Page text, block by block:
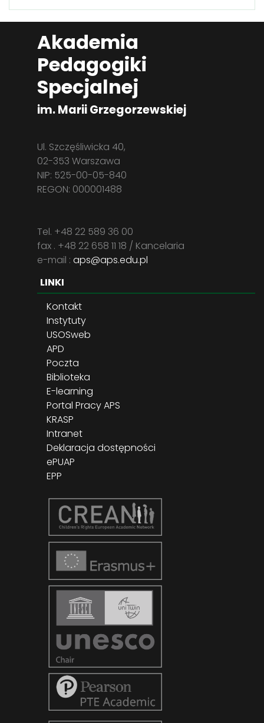
Akademia
Pedagogiki
Specjalnej
im. Marii Grzegorzewskiej
Ul. Szczęśliwicka 40,
02-353 Warszawa
NIP: 525-00-05-840
REGON: 000001488
Tel. +48 22 589 36 00
fax . +48 22 658 11 18 / Kancelaria
e-mail : aps@aps.edu.pl
LINKI
Kontakt
Instytuty
USOSweb
APD
Poczta
Biblioteka
E-learning
Portal Pracy APS
KRASP
Intranet
Deklaracja dostępności
ePUAP
EPP